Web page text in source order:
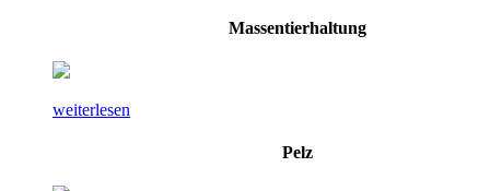
Massentierhaltung
weiterlesen
Pelz